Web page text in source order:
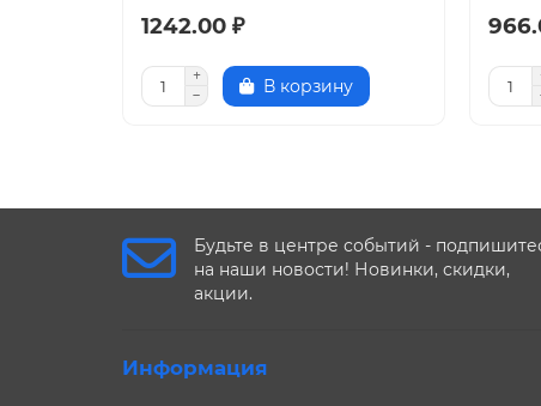
1242.00 ₽
В корзину
Будьте в центре событий -
на наши новости! Новинки, скидки,
акции.
Информация